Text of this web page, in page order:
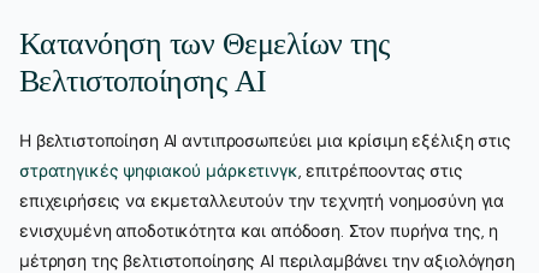
Κατανόηση των Θεμελίων της
Βελτιστοποίησης AI
Η βελτιστοποίηση AI αντιπροσωπεύει μια κρίσιμη εξέλιξη στις
στρατηγικές ψηφιακού μάρκετινγκ , επιτρέποοντας στις
επιχειρήσεις να εκμεταλλευτούν την τεχνητή νοημοσύνη για
ενισχυμένη αποδοτικότητα και απόδοση. Στον πυρήνα της, η
μέτρηση της βελτιστοποίησης AI περιλαμβάνει την αξιολόγηση